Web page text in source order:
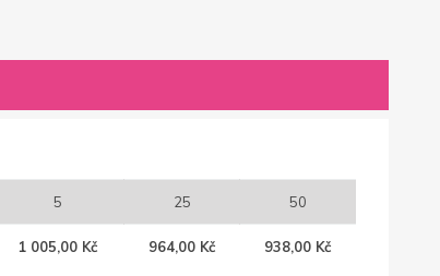
5 25 50
1 005,00 Kč 964,00 Kč 938,00 Kč